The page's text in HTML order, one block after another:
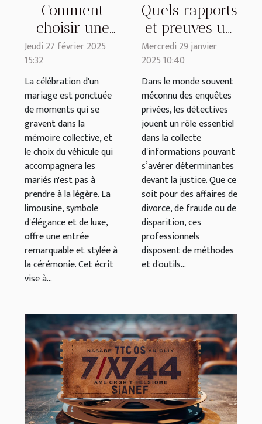
Comment
choisir une
limousine de
mariage pour
une
expérience
inoubliable ?
Jeudi 27 février 2025
15:32
La célébration d'un
mariage est ponctuée
de moments qui se
gravent dans la
mémoire collective, et
le choix du véhicule qui
accompagnera les
mariés n'est pas à
prendre à la légère. La
limousine, symbole
d'élégance et de luxe,
offre une entrée
remarquable et stylée à
la cérémonie. Cet écrit
vise à...
Quels rapports
et preuves un
détective privé
peut-il
fournir pour
la justice ?
Mercredi 29 janvier
2025 10:40
Dans le monde souvent
méconnu des enquêtes
privées, les détectives
jouent un rôle essentiel
dans la collecte
d'informations pouvant
s’avérer déterminantes
devant la justice. Que ce
soit pour des affaires de
divorce, de fraude ou de
disparition, ces
professionnels
disposent de méthodes
et d'outils...